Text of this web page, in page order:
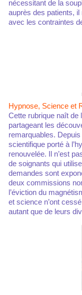
nécessitant de la
auprès des patients,
avec les contraintes
Hypnose, Science
Cette rubrique naît de
partageant les
remarquables. Depuis
scientifique porté à
renouvelée. Il n’est
de soignants qui
demandes sont
deux commissions
l’éviction du
et science n’ont
autant que de leurs